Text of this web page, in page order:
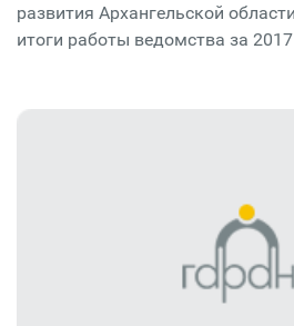
развития Архангельской
итоги работы ведомства за 2017